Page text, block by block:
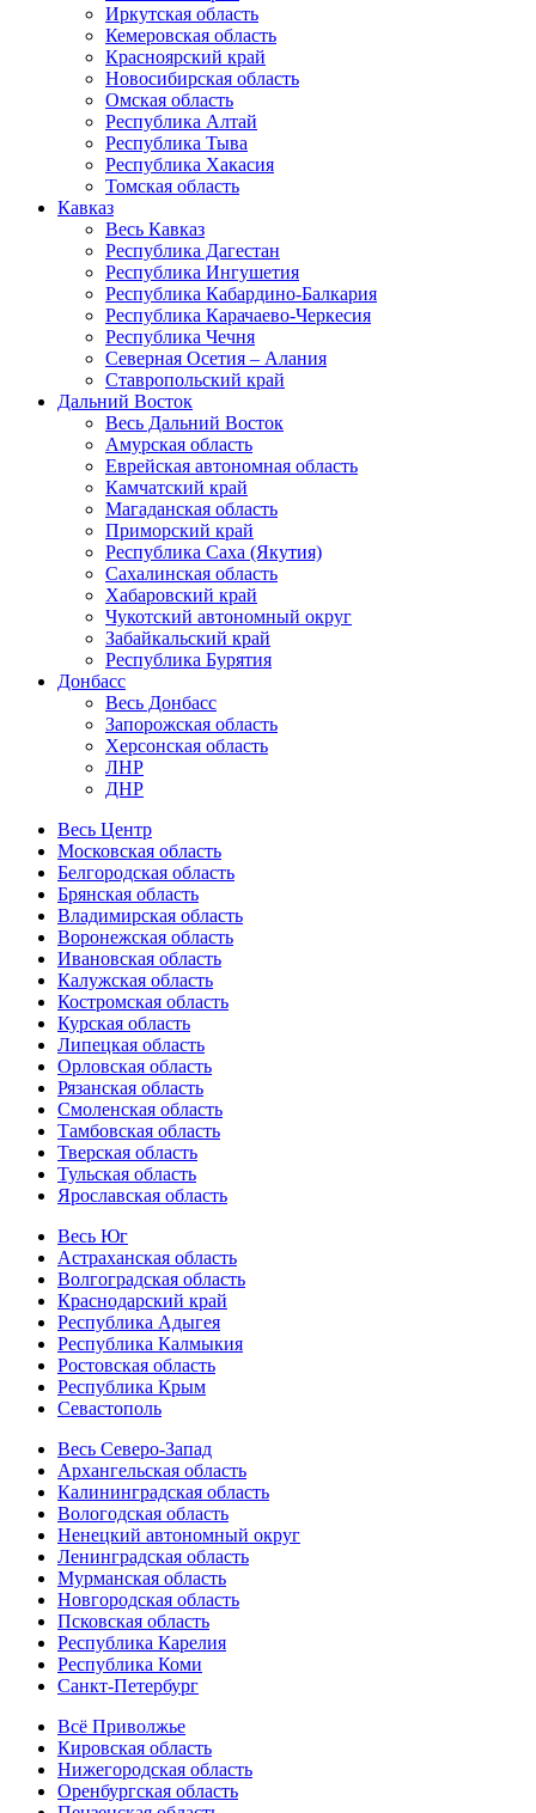
Иркутская область
Кемеровская область
Красноярский край
Новосибирская область
Омская область
Республика Алтай
Республика Тыва
Республика Хакасия
Томская область
Кавказ
Весь Кавказ
Республика Дагестан
Республика Ингушетия
Республика Кабардино-Балкария
Республика Карачаево-Черкесия
Республика Чечня
Северная Осетия – Алания
Ставропольский край
Дальний Восток
Весь Дальний Восток
Амурская область
Еврейская автономная область
Камчатский край
Магаданская область
Приморский край
Республика Саха (Якутия)
Сахалинская область
Хабаровский край
Чукотский автономный округ
Забайкальский край
Республика Бурятия
Донбасс
Весь Донбасс
Запорожская область
Херсонская область
ЛНР
ДНР
Весь Центр
Московская область
Белгородская область
Брянская область
Владимирская область
Воронежская область
Ивановская область
Калужская область
Костромская область
Курская область
Липецкая область
Орловская область
Рязанская область
Смоленская область
Тамбовская область
Тверская область
Тульская область
Ярославская область
Весь Юг
Астраханская область
Волгоградская область
Краснодарский край
Республика Адыгея
Республика Калмыкия
Ростовская область
Республика Крым
Севастополь
Весь Северо-Запад
Архангельская область
Калининградская область
Вологодская область
Ненецкий автономный округ
Ленинградская область
Мурманская область
Новгородская область
Псковская область
Республика Карелия
Республика Коми
Санкт-Петербург
Всё Приволжье
Кировская область
Нижегородская область
Оренбургская область